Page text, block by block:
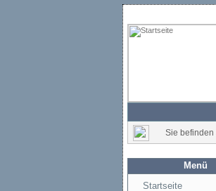
Sie befinden
Menü
Startseite